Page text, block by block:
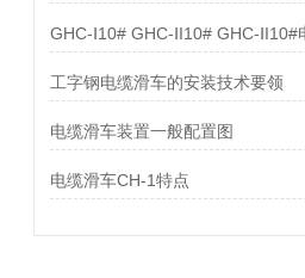
工字钢电缆滑车的安装技术要领
电缆滑车装置一般配置图
电缆滑车CH-1特点